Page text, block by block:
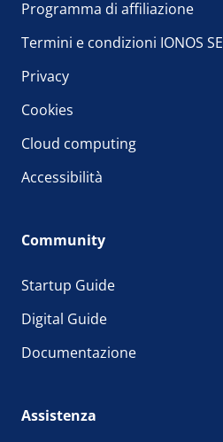
Programma di affiliazione
Termini e condizioni IONOS SE
Privacy
Cookies
Cloud computing
Accessibilità
Community
Startup Guide
Digital Guide
Documentazione
Assistenza